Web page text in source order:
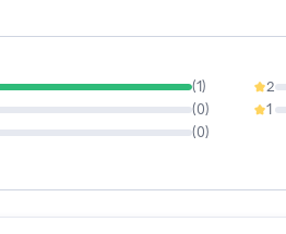
(1)
(0)
(0)
2
0%
1
0%